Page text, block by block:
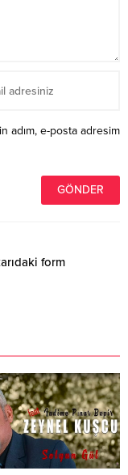
adım, e-posta adresim
form